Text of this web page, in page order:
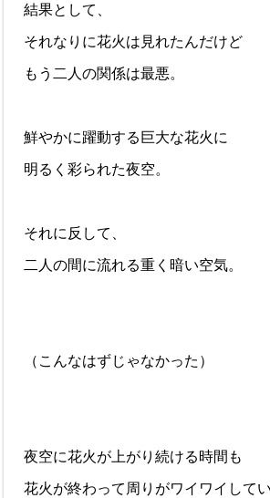
結果として、
それなりに花火は見れたんだけど
もう二人の関係は最悪。
鮮やかに躍動する巨大な花火に
明るく彩られた夜空。
それに反して、
二人の間に流れる重く暗い空気。
（こんなはずじゃなかった）
夜空に花火が上がり続ける時間も
花火が終わって周りがワイワイして